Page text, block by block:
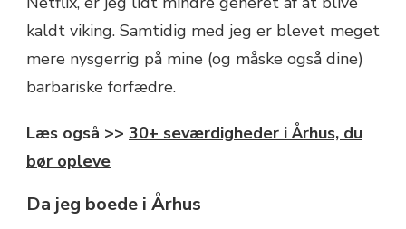
kaldt viking. Samtidig med jeg er blevet meget
mere nysgerrig på mine (og måske også dine)
barbariske forfædre.
Læs også >> 30+ seværdigheder i Århus, du
bør opleve
Da jeg boede i Århus